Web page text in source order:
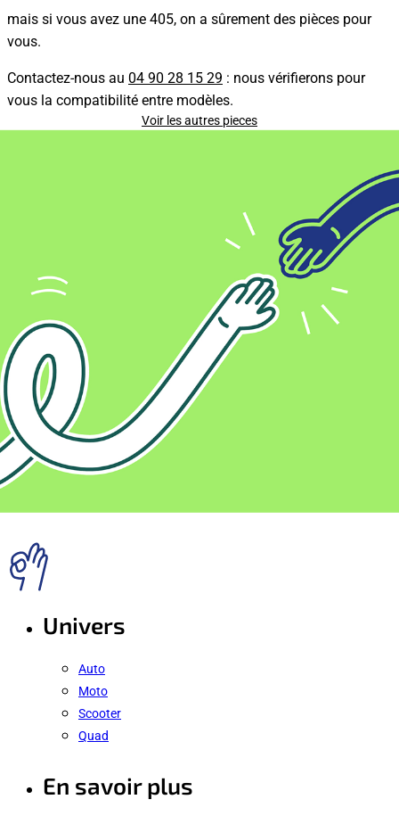
mais si vous avez une 405, on a sûrement des pièces pour
vous.
Contactez-nous au 04 90 28 15 29 : nous vérifierons pour
vous la compatibilité entre modèles.
Voir les autres pieces
Univers
Auto
Moto
Scooter
Quad
En savoir plus